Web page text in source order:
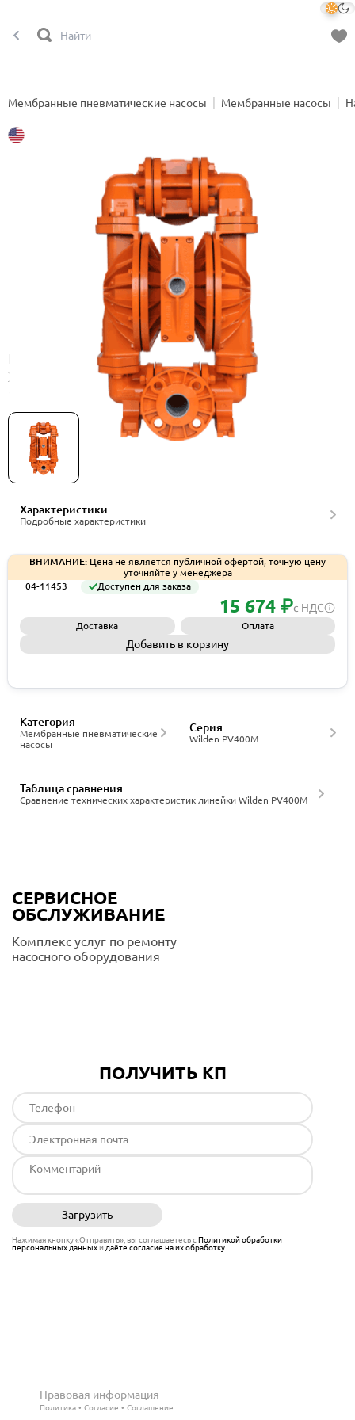
Мембранные пневматические насосы Мембранные насосы
Пневмоприводный мембранный насос Wilden
XPV400/AAAAA/TEU/TF/ATF/0504, артикул 04-
Характеристики
Подробные характеристики
ВНИМАНИЕ: Цена не является публичной офертой, точную цену
уточняйте у менеджера
04-11453
Доступен для заказа
15 674 ₽с НДС
Доставка Оплата
Добавить в корзину
Мембранные пневматические
насосы
Категория
Wilden PV400M
Серия
Сравнение технических характеристик линейки Wilden PV400M
Таблица сравнения
СЕРВИСНОЕ
ОБСЛУЖИВАНИЕ
Комплекс услуг по ремонту
насосного оборудования
ПОЛУЧИТЬ КП
Загрузить
Нажимая кнопку «Отправить», вы соглашаетесь сПолитикой обработки
персональных данныхи даёте согласие на их обработку
Правовая информация
Политика Согласие Соглашение